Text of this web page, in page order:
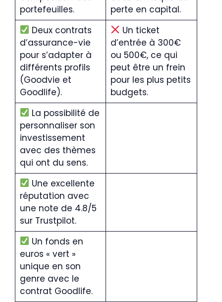
portefeuilles.
perte en capital.
Deux contrats
d’assurance-vie
pour s’adapter à
différents profils
(Goodvie et
Goodlife).
Un ticket
d’entrée à 300€
ou 500€, ce qui
peut être un frein
pour les plus petits
budgets.
La possibilité de
personnaliser son
investissement
avec des thèmes
qui ont du sens.
Une excellente
réputation avec
une note de 4.8/5
sur Trustpilot.
Un fonds en
euros « vert »
unique en son
genre avec le
contrat Goodlife.